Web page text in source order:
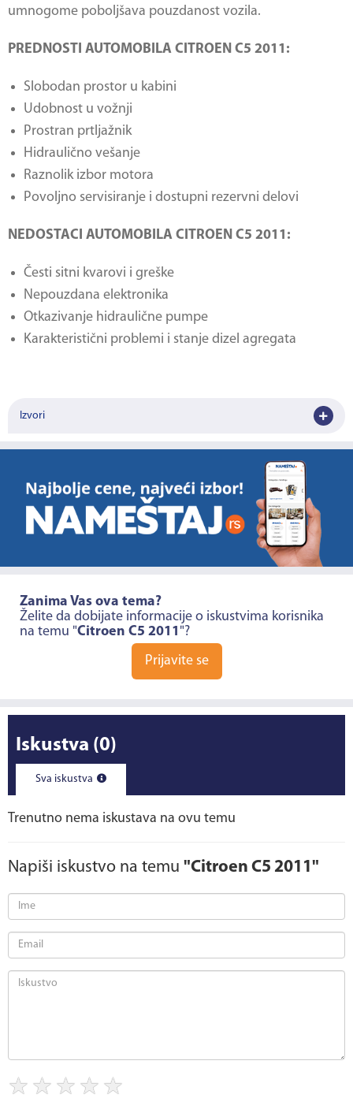
umnogome poboljšava pouzdanost vozila.
PREDNOSTI AUTOMOBILA CITROEN C5 2011:
Slobodan prostor u kabini
Udobnost u vožnji
Prostran prtljažnik
Hidraulično vešanje
Raznolik izbor motora
Povoljno servisiranje i dostupni rezervni delovi
NEDOSTACI AUTOMOBILA CITROEN C5 2011:
Česti sitni kvarovi i greške
Nepouzdana elektronika
Otkazivanje hidraulične pumpe
Karakteristični problemi i stanje dizel agregata
Izvori
Zanima Vas ova tema?
Želite da dobijate informacije o iskustvima korisnika
na temu "Citroen C5 2011 "?
Prijavite se
Iskustva (0)
Sva iskustva
Trenutno nema iskustava na ovu temu
Napiši iskustvo na temu "Citroen C5 2011"
★ ★ ★ ★ ★